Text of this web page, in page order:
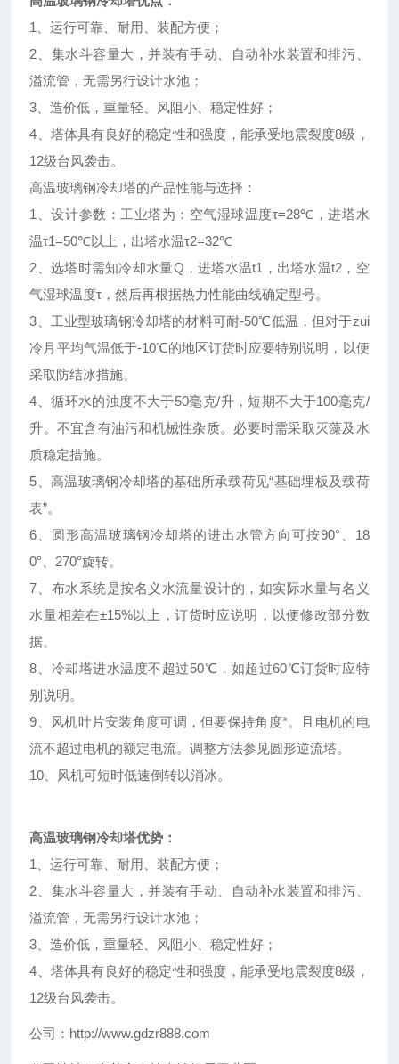
1、运行可靠、耐用、装配方便；
2、集水斗容量大，并装有手动、自动补水装置和排污、
溢流管，无需另行设计水池；
3、造价低，重量轻、风阻小、稳定性好；
4、塔体具有良好的稳定性和强度，能承受地震裂度8级，
12级台风袭击。
高温玻璃钢冷却塔的产品性能与选择：
1、设计参数：工业塔为：空气湿球温度τ=28℃，进塔水
温τ1=50℃以上，出塔水温τ2=32℃
2、选塔时需知冷却水量Q，进塔水温t1，出塔水温t2，空
气湿球温度τ，然后再根据热力性能曲线确定型号。
3、工业型玻璃钢冷却塔的材料可耐-50℃低温，但对于zui
冷月平均气温低于-10℃的地区订货时应要特别说明，以便
采取防结冰措施。
4、循环水的浊度不大于50毫克/升，短期不大于100毫克/
升。不宜含有油污和机械性杂质。必要时需采取灭藻及水
质稳定措施。
5、高温玻璃钢冷却塔的基础所承载荷见“基础埋板及载荷
表”。
6、圆形高温玻璃钢冷却塔的进出水管方向可按90°、18
0°、270°旋转。
7、布水系统是按名义水流量设计的，如实际水量与名义
水量相差在±15%以上，订货时应说明，以便修改部分数
据。
8、冷却塔进水温度不超过50℃，如超过60℃订货时应特
别说明。
9、风机叶片安装角度可调，但要保持角度*。且电机的电
流不超过电机的额定电流。调整方法参见圆形逆流塔。
10、风机可短时低速倒转以消冰。
高温玻璃钢冷却塔优势：
1、运行可靠、耐用、装配方便；
2、集水斗容量大，并装有手动、自动补水装置和排污、
溢流管，无需另行设计水池；
3、造价低，重量轻、风阻小、稳定性好；
4、塔体具有良好的稳定性和强度，能承受地震裂度8级，
12级台风袭击。
公司： http://www.gdzr888.com